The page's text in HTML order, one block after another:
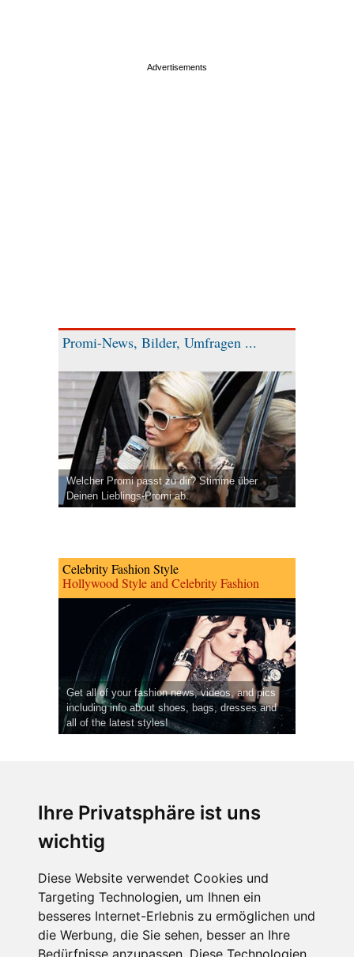
Ihre Privatsphäre ist uns
wichtig
Diese Website verwendet Cookies und
Targeting Technologien, um Ihnen ein
besseres Internet-Erlebnis zu ermöglichen und
die Werbung, die Sie sehen, besser an Ihre
Bedürfnisse anzupassen. Diese Technologien
Promi-News, Bilder, Umfragen ...
Welcher Promi passt zu dir? Stimme über
Deinen Lieblings-Promi ab.
Celebrity Fashion Style
Hollywood Style and Celebrity Fashion
Get all of your fashion news, videos, and pics
including info about shoes, bags, dresses and
all of the latest styles!
CPost.org © 2013-2023 The Celebrity Post.
Terms of Use | Privacy|Cookies Policy( Einstellungen ändern )
About Us
Advertising